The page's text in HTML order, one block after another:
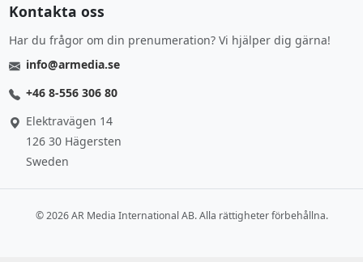
Kontakta oss
Har du frågor om din prenumeration? Vi hjälper dig gärna!
info@armedia.se
+46 8-556 306 80
Elektravägen 14
126 30 Hägersten
Sweden
© 2026 AR Media International AB. Alla rättigheter förbehållna.